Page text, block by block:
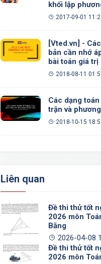
khối lập
đều, khối 12
2017-09-01
[Vted.vn] -
bản cần nhớ
bài toán giá trị
nhỏ nhất
2018-08-11
Các dạng
trận và
2018-10-15
Liên quan
Đề thi thử tốt
2026 môn
Bằng
2026-04-08
Đề thi thử tốt
2026 môn